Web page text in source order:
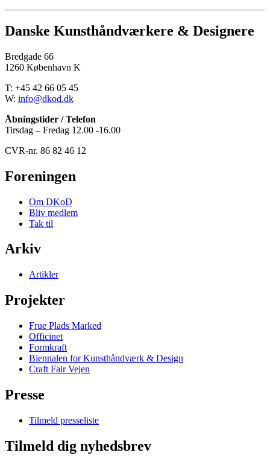
Danske Kunsthåndværkere & Designere
Bredgade 66
1260 København K
T: +45 42 66 05 45
W: info@dkod.dk
Åbningstider / Telefon
Tirsdag – Fredag 12.00 -16.00
CVR-nr. 86 82 46 12
Foreningen
Om DKoD
Bliv medlem
Tak til
Arkiv
Artikler
Projekter
Frue Plads Marked
Officinet
Formkraft
Biennalen for Kunsthåndværk & Design
Craft Fair Vejen
Presse
Tilmeld presseliste
Tilmeld dig nyhedsbrev